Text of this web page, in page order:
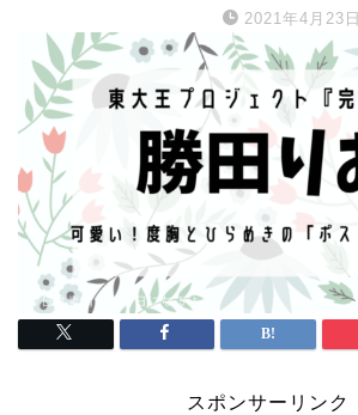
2021年4月23日
スポンサーリンク